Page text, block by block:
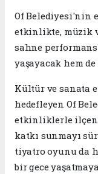
Of Belediyesi'nin
etkinlikte, müzik
sahne
yaşayacak hem
Kültür ve sanata
hedefleyen Of
etkinliklerle
katkı sunmayı
tiyatro oyunu da
bir gece